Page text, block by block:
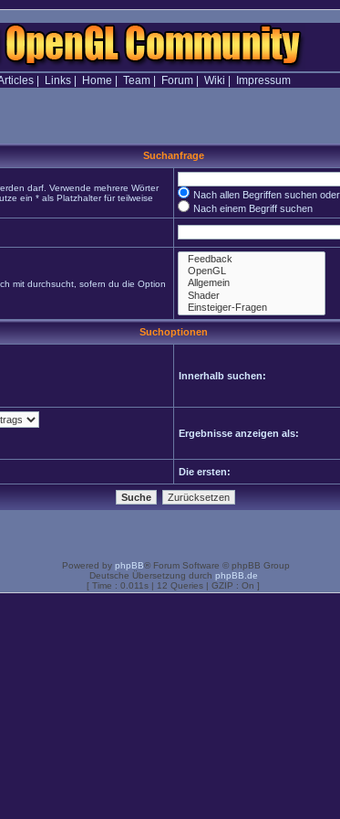
| Links| Home Team| Forum| Wiki Impressum
Suchanfrage
darf. Verwende mehrere Wörter
ein * als Platzhalter für teilweise
Nach allen Begriffen suchen
Nach einem Begriff suchen
mit durchsucht, sofern du die Option
Suchoptionen
Innerhalb suchen:
Ergebnisse anzeigen als:
Die ersten:
Powered by phpBB® Forum Software © phpBB Group
Deutsche Übersetzung durch phpBB.de
[ Time : 0.011s | 12 Queries | GZIP : On ]